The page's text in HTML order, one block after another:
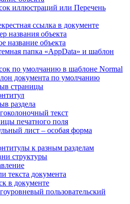
иллюстраций или Перечень
ссылка в документе
названия объекта
название объекта
папка «AppData» и шаблон
по умолчанию в шаблоне Normal
документа по умолчанию
страницы
раздела
текст
печатного поля
лист – особая форма
к разным разделам
структуры
текста документа
в документе
пользовательский